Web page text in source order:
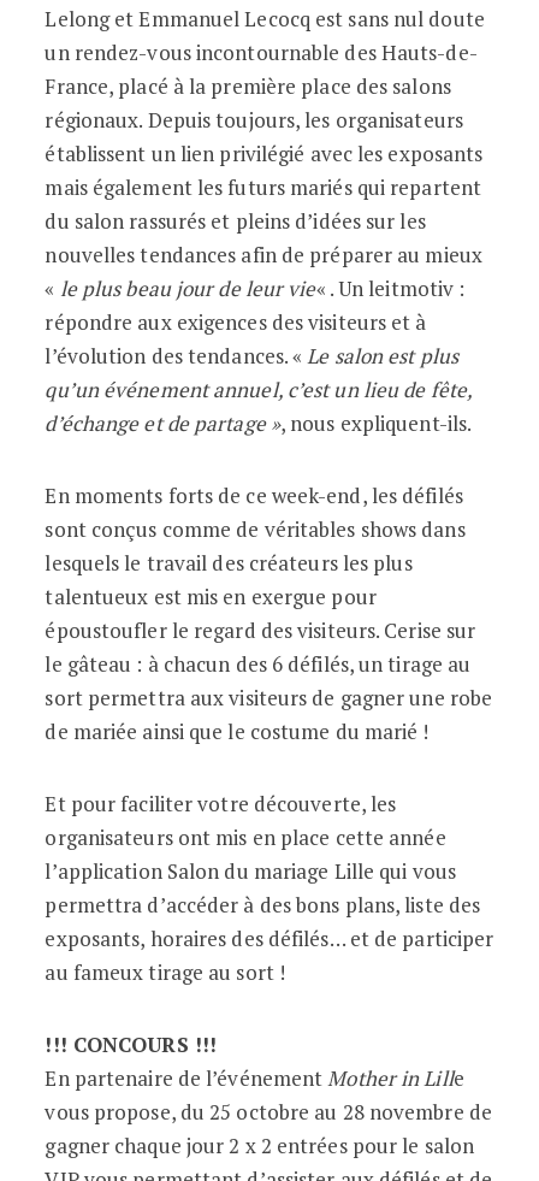
Lelong et Emmanuel Lecocq est sans nul doute
un rendez-vous incontournable des Hauts-de-
France, placé à la première place des salons
régionaux. Depuis toujours, les organisateurs
établissent un lien privilégié avec les exposants
mais également les futurs mariés qui repartent
du salon rassurés et pleins d’idées sur les
nouvelles tendances afin de préparer au mieux
« le plus beau jour de leur vie« . Un leitmotiv :
répondre aux exigences des visiteurs et à
l’évolution des tendances. «Le salon est plus
qu’un événement annuel, c’est un lieu de fête,
d’échange et de partage », nous expliquent-ils.
En moments forts de ce week-end, les défilés
sont conçus comme de véritables shows dans
lesquels le travail des créateurs les plus
talentueux est mis en exergue pour
époustoufler le regard des visiteurs. Cerise sur
le gâteau : à chacun des 6 défilés, un tirage au
sort permettra aux visiteurs de gagner une robe
de mariée ainsi que le costume du marié !
Et pour faciliter votre découverte, les
organisateurs ont mis en place cette année
l’application Salon du mariage Lille qui vous
permettra d’accéder à des bons plans, liste des
exposants, horaires des défilés… et de participer
au fameux tirage au sort !
!!! CONCOURS !!!
En partenaire de l’événementMother in Lille
vous propose, du 25 octobre au 28 novembre de
gagner chaque jour 2 x 2 entrées pour le salon